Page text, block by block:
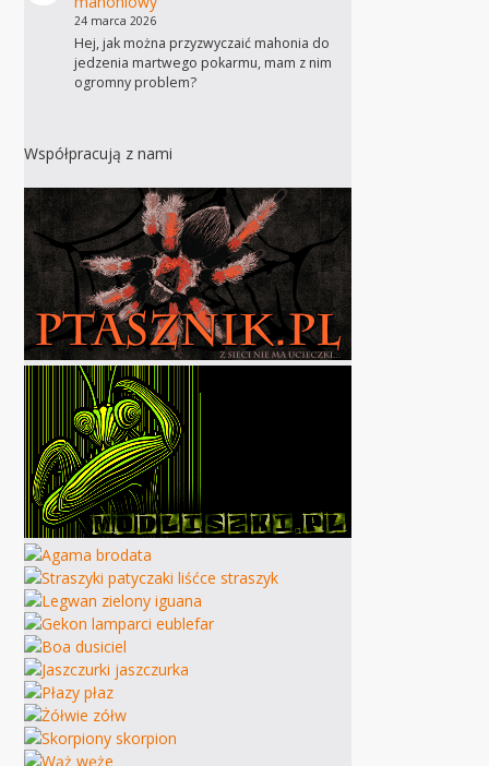
24 marca 2026
Hej, jak można przyzwyczaić mahonia do
jedzenia martwego pokarmu, mam z nim
ogromny problem?
Współpracują z nami